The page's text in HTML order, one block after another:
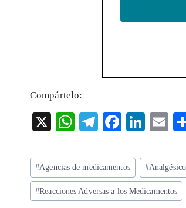
Compártelo:
X
W
ts
A
p
T
eg
ra
m
F
eb
o
o
Li
ke
dI
n
E
ai
l
Etiquetas
de
la
#Agencias de medicamentos #
#Reacciones Adversas a los Medicamentos